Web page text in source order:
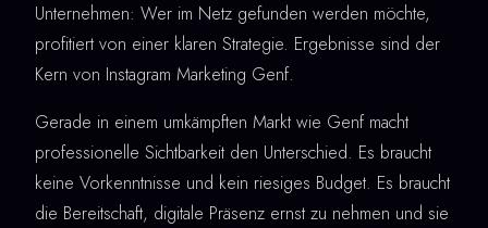
Unternehmen: Wer im Netz gefunden werden möchte,
profitiert von einer klaren Strategie. Ergebnisse sind der
Kern von Instagram Marketing Genf.
Gerade in einem umkämpften Markt wie Genf macht
professionelle Sichtbarkeit den Unterschied. Es braucht
keine Vorkenntnisse und kein riesiges Budget. Es braucht
die Bereitschaft, digitale Präsenz ernst zu nehmen und sie